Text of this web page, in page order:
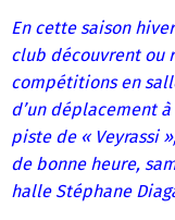
En cette saison
club découvrent ou
compétitions en
d’un déplacement
piste de « Veyrassi
de bonne heure,
halle Stéphane